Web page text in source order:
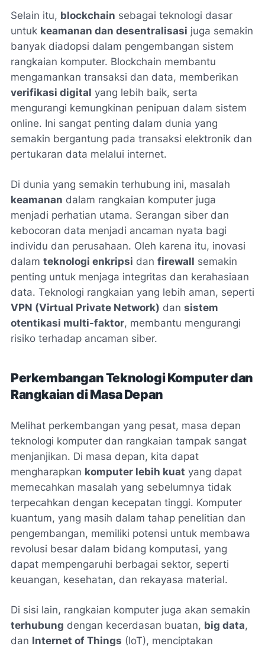
Selain itu, blockchain sebagai teknologi dasar
untuk keamanan dan desentralisasi juga semakin
banyak diadopsi dalam pengembangan sistem
rangkaian komputer. Blockchain membantu
mengamankan transaksi dan data, memberikan
verifikasi digital yang lebih baik, serta
mengurangi kemungkinan penipuan dalam sistem
online. Ini sangat penting dalam dunia yang
semakin bergantung pada transaksi elektronik dan
pertukaran data melalui internet.
Di dunia yang semakin terhubung ini, masalah
keamanan dalam rangkaian komputer juga
menjadi perhatian utama. Serangan siber dan
kebocoran data menjadi ancaman nyata bagi
individu dan perusahaan. Oleh karena itu, inovasi
dalam teknologi enkripsi dan firewall semakin
penting untuk menjaga integritas dan kerahasiaan
data. Teknologi rangkaian yang lebih aman, seperti
VPN (Virtual Private Network) dan sistem
otentikasi multi-faktor, membantu mengurangi
risiko terhadap ancaman siber.
Perkembangan Teknologi Komputer dan
Rangkaian di Masa Depan
Melihat perkembangan yang pesat, masa depan
teknologi komputer dan rangkaian tampak sangat
menjanjikan. Di masa depan, kita dapat
mengharapkan komputer lebih kuat yang dapat
memecahkan masalah yang sebelumnya tidak
terpecahkan dengan kecepatan tinggi. Komputer
kuantum, yang masih dalam tahap penelitian dan
pengembangan, memiliki potensi untuk membawa
revolusi besar dalam bidang komputasi, yang
dapat mempengaruhi berbagai sektor, seperti
keuangan, kesehatan, dan rekayasa material.
Di sisi lain, rangkaian komputer juga akan semakin
terhubung dengan kecerdasan buatan, big data,
dan Internet of Things (IoT), menciptakan